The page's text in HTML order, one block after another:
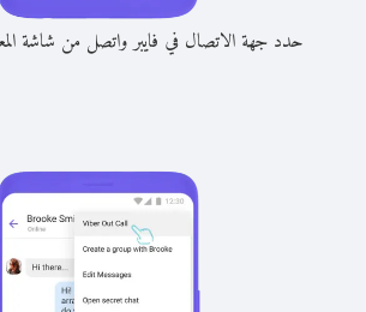
حدد جهة الاتصال في فايبر واتصل من شاشة